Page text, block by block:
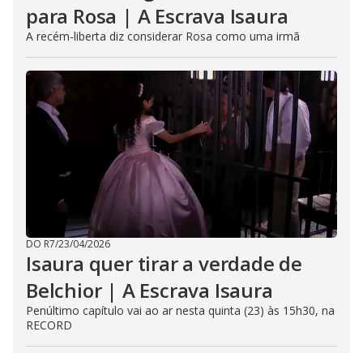
para Rosa | A Escrava Isaura
A recém-liberta diz considerar Rosa como uma irmã
DO R7/23/04/2026
Isaura quer tirar a verdade de
Belchior | A Escrava Isaura
Penúltimo capítulo vai ao ar nesta quinta (23) às 15h30, na
RECORD